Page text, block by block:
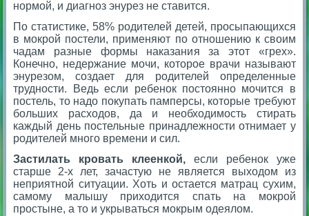
нормой, и диагноз энурез не ставится.
По статистике, 58% родителей детей, просыпающихся
в мокрой постели, применяют по отношению к своим
чадам разные формы наказания за этот «грех».
Конечно, недержание мочи, которое врачи называют
энурезом, создает для родителей определенные
трудности. Ведь если ребенок постоянно мочится в
постель, то надо покупать памперсы, которые требуют
больших расходов, да и необходимость стирать
каждый день постельные принадлежности отнимает у
родителей много времени и сил.
Застилать кровать клеенкой, если ребенок уже
старше 2-х лет, зачастую не является выходом из
неприятной ситуации. Хоть и остается матрац сухим,
самому малышу приходится спать на мокрой
простыне, а то и укрываться мокрым одеялом.